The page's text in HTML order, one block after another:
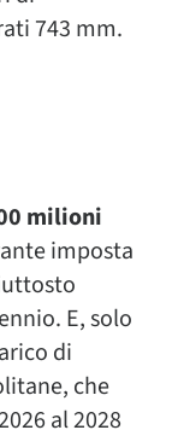
743 mm.
milioni
imposta
E, solo
di
che
al 2028